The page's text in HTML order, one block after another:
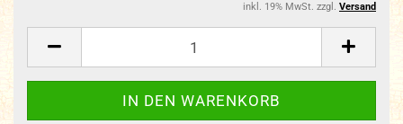
inkl. 19% MwSt. zzgl. Versand